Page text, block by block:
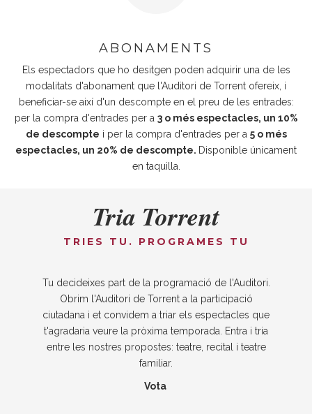
ABONAMENTS
Els espectadors que ho desitgen poden adquirir una de les
modalitats d'abonament que l'Auditori de Torrent ofereix, i
beneficiar-se així d'un descompte en el preu de les entrades:
per la compra d'entrades per a 3 o més espectacles, un 10%
de descompte i per la compra d'entrades per a 5 o més
espectacles, un 20% de descompte. Disponible únicament
en taquilla.
Tria Torrent
TRIES TU. PROGRAMES TU
Tu decideixes part de la programació de l'Auditori.
Obrim l'Auditori de Torrent a la participació
ciutadana i et convidem a triar els espectacles que
t'agradaria veure la pròxima temporada. Entra i tria
entre les nostres propostes: teatre, recital i teatre
familiar.
Vota